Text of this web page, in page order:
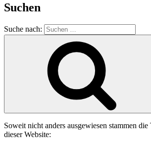
Suchen
Suche nach:
Soweit nicht anders ausgewiesen stammen
dieser Website: